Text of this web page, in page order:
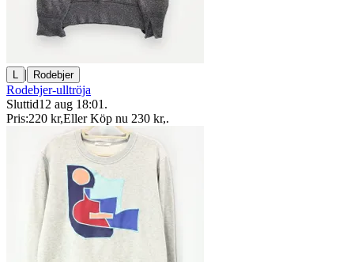
L | Rodebjer
Rodebjer-ulltröja
Sluttid12 aug 18:01 .
Pris:220 kr,Eller Köp nu 230 kr,.